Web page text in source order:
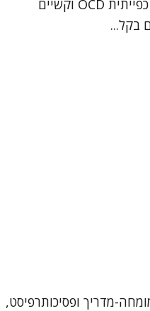
דכאון, חרדות, הפרעה טורדנית כפייתית OCD וקשיים
בקל...
מדריך ופסיכותרפיסט,